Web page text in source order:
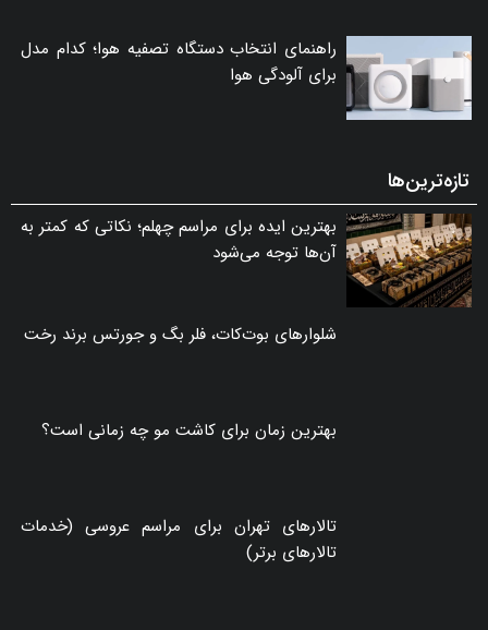
راهنمای انتخاب دستگاه تصفیه هوا؛ کدام مدل
برای آلودگی هوا
تازه‌ترین‌ها
بهترین ایده برای مراسم چهلم؛ نکاتی که کمتر به
آن‌ها توجه می‌شود
شلوارهای بوت‌کات، فلر بگ و جورتس برند رخت
بهترین زمان برای کاشت مو چه زمانی است؟
تالارهای تهران برای مراسم عروسی (خدمات
تالارهای برتر)